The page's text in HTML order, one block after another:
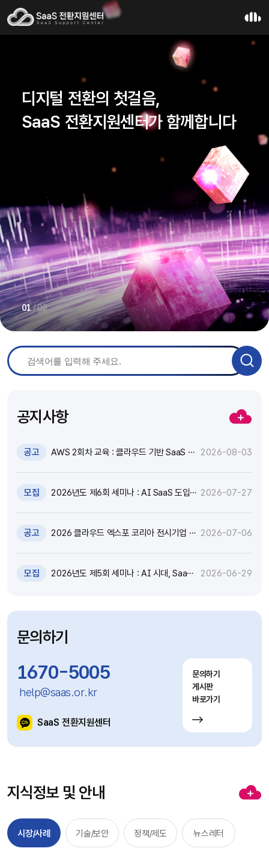
디지털 전환의 첫걸음,
SaaS 전환지원센터가 함께합니다
01/02
공지사항
공고
AWS 2회차 교육 : 클라우드 기반 SaaS 현
2026-08-03
모집
2026년도 제6회 세미나 : AI SaaS 도입,
2026-07-27
공고
2026 클라우드 엑스포 코리아 전시기업 지 2026-07-06
모집
2026년도 제5회 세미나 : AI 시대, SaaS
2026-06-29
문의하기
1670-5005
help@saas.or.kr
SaaS 전환지원센터
문의하기
게시판
바로가기
지식정보 및 안내
시장/사례 기술/보안 정책/제도 뉴스레터